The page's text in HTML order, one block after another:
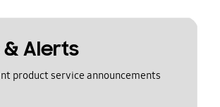
Alerts
product service announcements